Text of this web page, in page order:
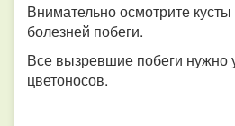
Внимательно осмотрите
болезней побеги.
Все вызревшие побеги нужно
цветоносов.